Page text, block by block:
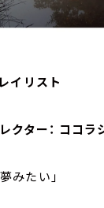
イリスト
ター： ココラ
みたい｣